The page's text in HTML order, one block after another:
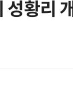
황리 개